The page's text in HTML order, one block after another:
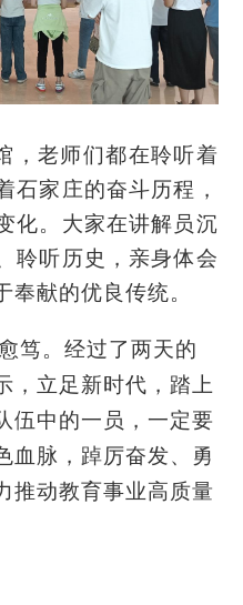
，老师们都在聆听着
石家庄的奋斗历程 ，
化。 大家在讲解员沉
聆听历史，亲身体会
奉献的优良传统。
笃。经过了两天的
，立足新时代，踏上
伍中的一员 ，一定要
血脉，踔厉奋发、勇
推动教育事业高质量